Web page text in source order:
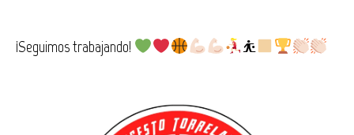
¡Seguimos trabajando! ⛹